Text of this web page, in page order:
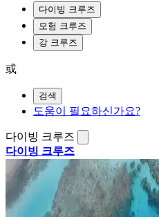
다이빙 크루즈
모험 크루즈
강 크루즈
或
검색
도움이 필요하신가요?
다이빙 크루즈
다이빙 크루즈